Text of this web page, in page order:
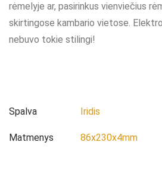
rėmelyje ar, pasirinkus vienviečius
skirtingose kambario vietose.
nebuvo tokie stilingi!
Spalva Iridis
Matmenys 86x230x4mm